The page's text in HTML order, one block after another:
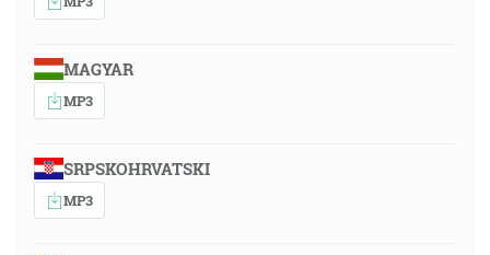
MAGYAR
MP3
SRPSKOHRVATSKI
MP3